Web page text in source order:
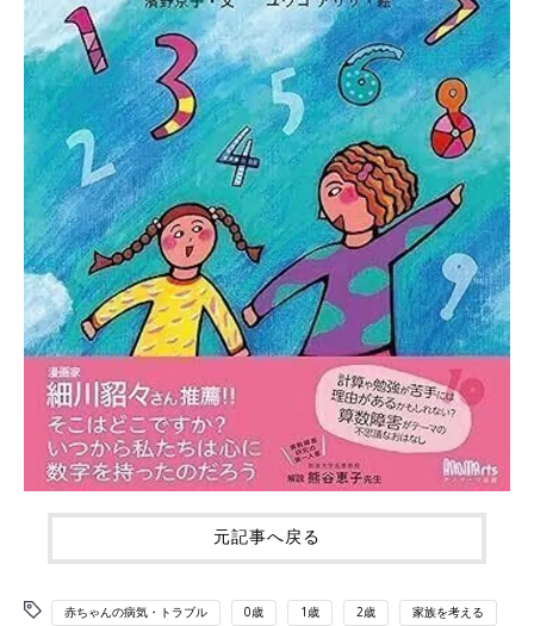
元記事へ戻る
赤ちゃんの病気・トラブル 0歳 1歳 2歳 家族を考える